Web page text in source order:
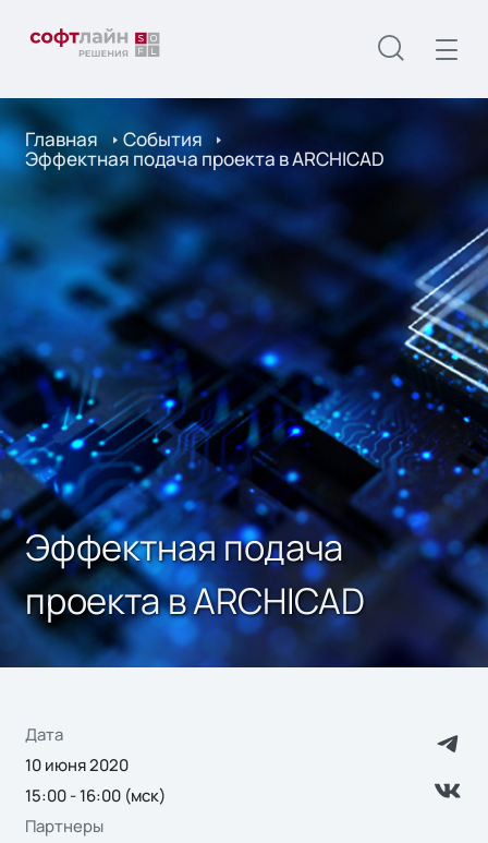
Главная События
Эффектная подача проекта в ARCHICAD
Эффектная подача
проекта в ARCHICAD
Дата
10 июня 2020
15:00 - 16:00 (мск)
Партнеры